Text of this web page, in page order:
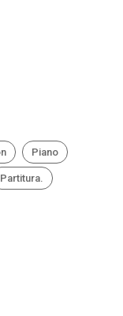
Piano
Partitura.